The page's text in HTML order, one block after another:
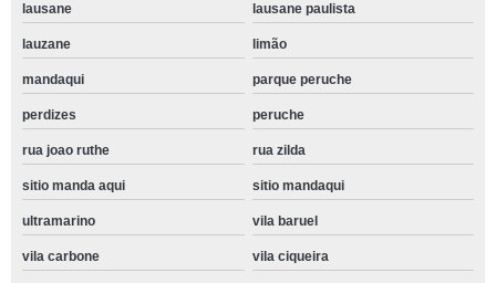
lausane lausane paulista
lauzane limão
mandaqui parque peruche
perdizes peruche
rua joao ruthe rua zilda
sitio manda aqui sitio mandaqui
ultramarino vila baruel
vila carbone vila ciqueira